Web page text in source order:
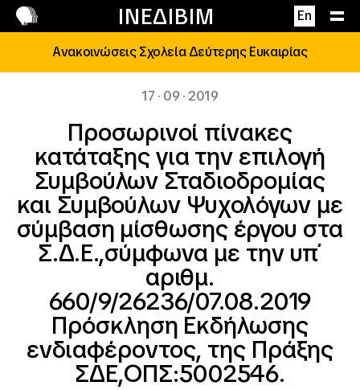
ΙΝΕΔΙΒΙΜ En
Επικοινωνία
Ανακοινώσεις Σχολεία Δεύτερης Ευκαιρίας
17 · 09 · 2019
Προσωρινοί πίνακες
κατάταξης για την επιλογή
Συμβούλων Σταδιοδρομίας
και Συμβούλων Ψυχολόγων με
σύμβαση μίσθωσης έργου στα
Σ.Δ.Ε.,σύμφωνα με την υπ΄
αριθμ.
660/9/26236/07.08.2019
Πρόσκληση Εκδήλωσης
ενδιαφέροντος, της Πράξης
ΣΔΕ,ΟΠΣ:5002546.